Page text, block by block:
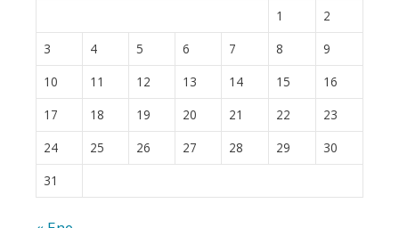
1
2
3
4 5 6 7 8
9
10
11 12 13 14 15
16
17
18 19 20 21 22
23
24
25 26 27 28 29
30
31